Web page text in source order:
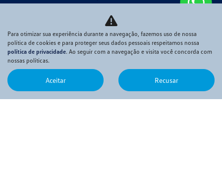
Consórcio
Seguros
Fale Conosco
Contato
Trabalhe conosco
Para otimizar sua experiência durante a navegação, fazemos uso de nossa
política de cookies e para proteger seus dados pessoais respeitamos nossa
política de privacidade. Ao seguir com a navegação e visita você concorda com
nossas políticas.
Aceitar Recusar